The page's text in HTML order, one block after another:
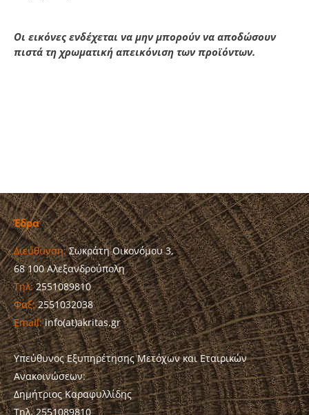
Οι εικόνες ενδέχεται να μην μπορούν να αποδώσουν
πιστά τη χρωματική απεικόνιση των προϊόντων.
Έδρα
Διεύθυνση:Σωκράτη Οικονόμου 3,
68 100 Αλεξανδρούπολη
Τηλ:2551089810
Φαξ:2551032038
Email:info(at)akritas.gr
Υπεύθυνος Εξυπηρέτησης Μετόχων και Εταιρικών
Ανακοινώσεων:
Δημήτριος Καραφυλλίδης
Τηλ. 2551089810